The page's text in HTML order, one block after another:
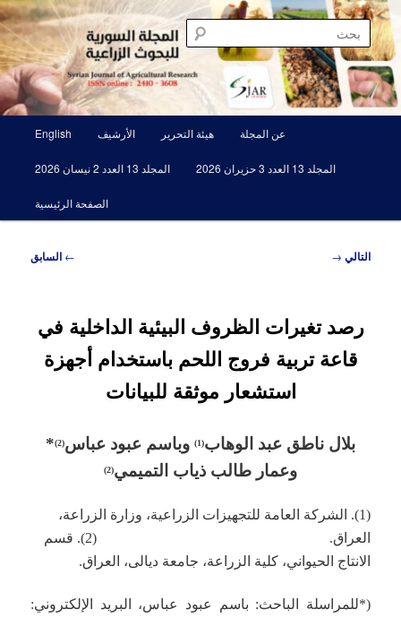
تخطي
إلى
المحتوى
الأساسيالمجلة السورية للبحوث الزراعية SJAR
مجلة علمية محكمة تصدرها الهيئة العامة للبحوث العلمية الزراعية
English الأرشيف هيئة التحرير عن المجلة
المجلد 13 العدد 2 نيسان 2026 المجلد 13 العدد 3 حزيران 2026
الصفحة الرئيسية
تصفّح
← السابق التالي →
رصد تغيرات الظروف البيئية الداخلية في
قاعة تربية فروج اللحم باستخدام أجهزة
استشعار موثقة للبيانات
بلال ناطق عبد الوهاب(
1
) وباسم عبود عباس(
2
)
*
وعمار طالب ذياب التميمي(
2
)
(1). الشركة العامة للتجهيزات الزراعية، وزارة الزراعة،
العراق. (2).
قسم
الانتاج الحيواني، كلية الزراعة، جامعة ديالى، العراق.
(*للمراسلة الباحث: باسم عبود عباس، البريد الإلكتروني: